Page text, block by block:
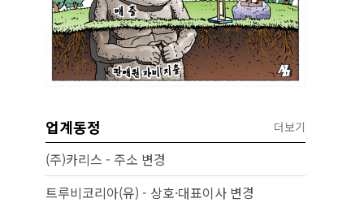
업계동정 더보기
(주)카리스 - 주소 변경
트루비코리아(유) - 상호·대표이사 변경